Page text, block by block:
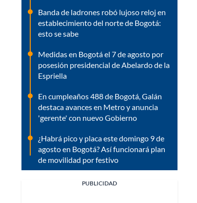
Banda de ladrones robó lujoso reloj en
establecimiento del norte de Bogotá:
esto se sabe
Medidas en Bogotá el 7 de agosto por
posesión presidencial de Abelardo de la
Espriella
En cumpleaños 488 de Bogotá, Galán
destaca avances en Metro y anuncia
'gerente' con nuevo Gobierno
¿Habrá pico y placa este domingo 9 de
agosto en Bogotá? Así funcionará plan
de movilidad por festivo
PUBLICIDAD